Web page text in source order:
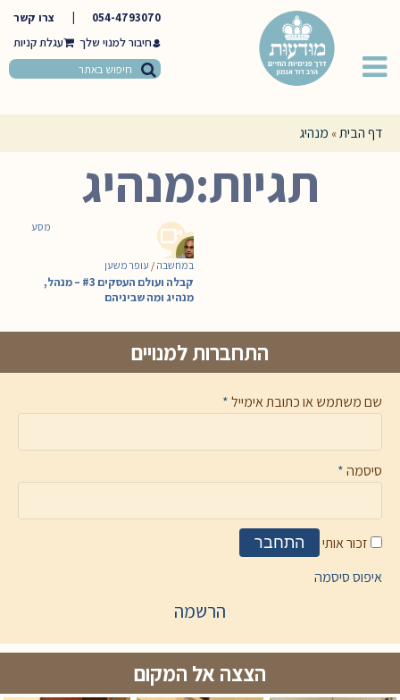
054-4793070
צרו קשר
חיבור למנוי שלך
דף הבית» מנהיג
תגיות:מנהיג
מסע
במחשבה / עופר משען
קבלה ועולם העסקים #3 – מנהל,
מנהיג ומה שביניהם
התחברות למנויים
שם משתמש או כתובת אימייל*
סיסמה*
זכור אותי התחבר
איפוס סיסמה
הרשמה
הצצה אל המקום